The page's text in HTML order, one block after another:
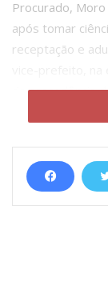
Procurado,
após tomar
receptação e
da procedência
filiou-se ao PL,
deputado
Bérgamo/Folha
Aldalto